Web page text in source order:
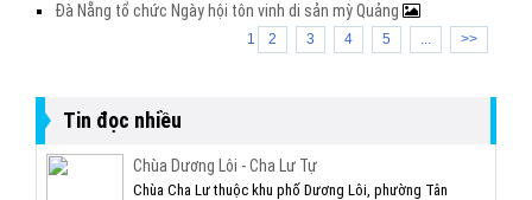
Đà Nẵng tổ chức Ngày hội tôn vinh di sản mỳ Quảng
1 2 3 4 5 ... >>
Tin đọc nhiều
Chùa Dương Lôi - Cha Lư Tự
Chùa Cha Lư thuộc khu phố Dương Lôi, phường Tân